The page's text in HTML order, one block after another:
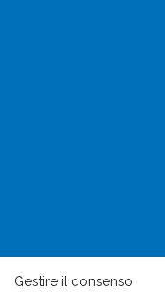
Gestire il consenso